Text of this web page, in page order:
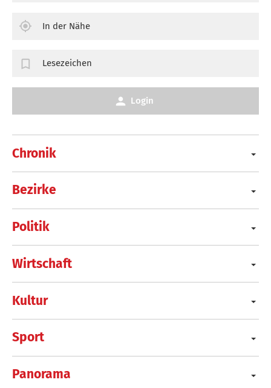
Chronik
Bezirke
Politik
Wirtschaft
Kultur
Sport
Panorama
In der Nähe
Lesezeichen
Login